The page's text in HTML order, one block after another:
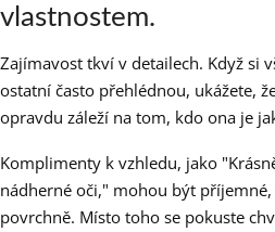
vlastnostem.
Zajímavost tkví v detailech. Když si
ostatní často přehlédnou, ukážete,
opravdu záleží na tom, kdo ona je
Komplimenty k vzhledu, jako
nádherné oči," mohou být
povrchně. Místo toho se pokuste